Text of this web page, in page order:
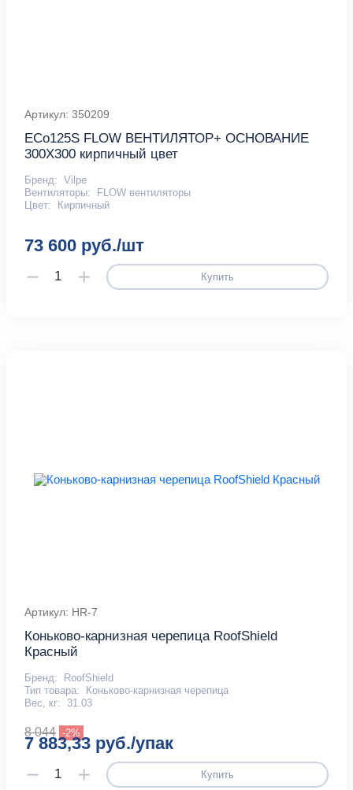
Артикул: 350209
ECo125S FLOW ВЕНТИЛЯТОР+ ОСНОВАНИЕ
300X300 кирпичный цвет
Бренд: Vilpe
Вентиляторы:
FLOW вентиляторы
Цвет:
Кирпичный
73 600 руб./шт
Купить
Артикул: HR-7
Коньково-карнизная черепица RoofShield
Красный
Бренд:
RoofShield
Тип товара:
Коньково-карнизная черепица
Вес, кг:
31.03
8 044 -2%
7 883,33 руб./упак
Купить